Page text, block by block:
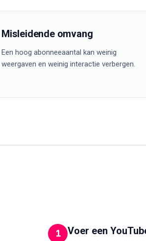
Misleidende omvang
Een hoog abonneeaantal kan weinig
weergaven en weinig interactie verbergen.
1 Voer een